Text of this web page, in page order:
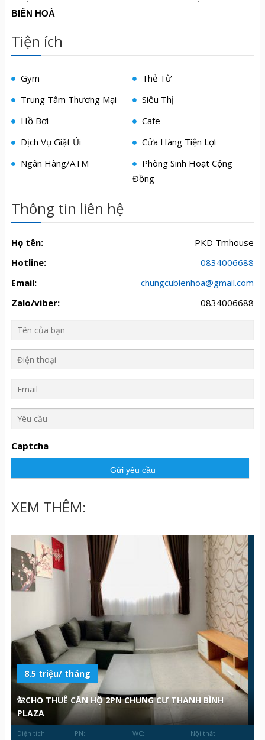
BIÊN HOÀ
Tiện ích
Gym
Thẻ Từ
Trung Tâm Thương Mại
Siêu Thị
Hồ Bơi
Cafe
Dịch Vụ Giặt Ủi
Cửa Hàng Tiện Lợi
Ngân Hàng/ATM
Phòng Sinh Hoạt Cộng
Đồng
Thông tin liên hệ
Họ tên:
PKD Tmhouse
Hotline:
0834006688
Email:
chungcubienhoa@gmail.com
Zalo/viber:
0834006688
c
ầ
Captcha
XEM THÊM:
8.5 triệu/ tháng
🌺CHO THUÊ CĂN HỘ 2PN CHUNG CƯ THANH BÌNH
PLAZA
Diện tích:
PN:
WC:
Nội thất: